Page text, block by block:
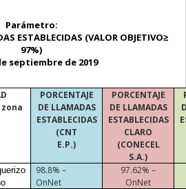
Parámetro:
ESTABLECIDAS (VALOR OBJETIVO≥
97%)
septiembre de 2019
zona
PORCENTAJE
DE LLAMADAS
ESTABLECIDAS
(CNT
E.P.)
PORCENTAJE
DE LLAMADAS
ESTABLECIDAS
CLARO
(CONECEL
S.A.)
98.8% –
OnNet
97.62% –
OnNet